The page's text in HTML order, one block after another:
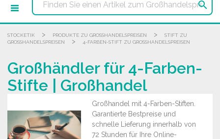

STOCKETIK > PRODUKTE ZU GROSSHANDELSPREISEN >
STIFT ZU
GROSSHANDELSPREISEN
> 4-FARBEN-STIFT ZU GROSSHANDELSPREISEN
Großhändler für 4-Farben-
Stifte | Großhandel
Großhandel mit 4-Farben-Stiften.
Garantierte Bestpreise und
schnelle Lieferung innerhalb von
72 Stunden für Ihre Online-